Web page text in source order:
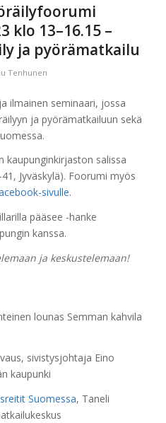
klo 13–16.15 –
ja pyörämatkailu
Tenhunen
ilmainen seminaari, jossa
ja pyörämatkailuun sekä
kaupunginkirjaston salissa
Jyväskylä). Foorumi myös
sivulle.
pääsee -hanke
kanssa.
ja keskustelemaan!
lounas Semman kahvila
sivistysjohtaja Eino
kaupunki
Suomessa, Taneli